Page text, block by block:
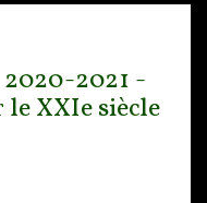
2021 -
XXIe siècle